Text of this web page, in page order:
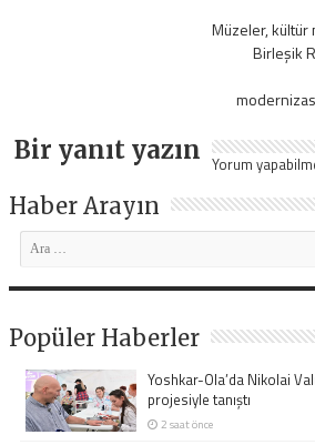
Müzeler, kültür
Birleşik
Bir yanıt yazın Yorum
Haber Arayın
Popüler Haberler
Yoshkar-Ola’da Nikolai
projesiyle tanıştı
2 saat önce